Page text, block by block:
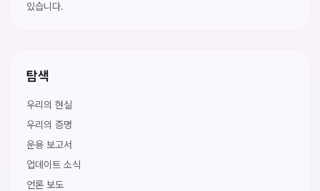
있습니다.
탐색
우리의 현실
우리의 증명
운용 보고서
업데이트 소식
언론 보도